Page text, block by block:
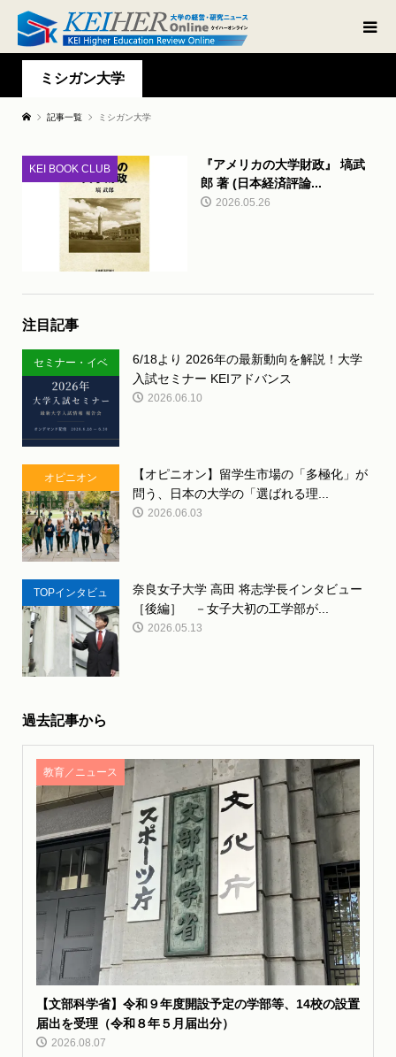
ミシガン大学
記事一覧 ミシガン大学
KEI BOOK CLUB
『アメリカの大学財政』 塙武
郎 著 (日本経済評論...
2026.05.26
注目記事
セミナー・イベ
ント
6/18より 2026年の最新動向を解説！大学
入試セミナー KEIアドバンス
2026.06.10
オピニオン
【オピニオン】留学生市場の「多極化」が
問う、日本の大学の「選ばれる理...
2026.06.03
TOPインタビュ
ー
奈良女子大学 高田 将志学長インタビュー
［後編］ －女子大初の工学部が...
2026.05.13
過去記事から
教育／ニュース
【文部科学省】令和９年度開設予定の学部等、14校の設置
届出を受理（令和８年５月届出分）
2026.08.07